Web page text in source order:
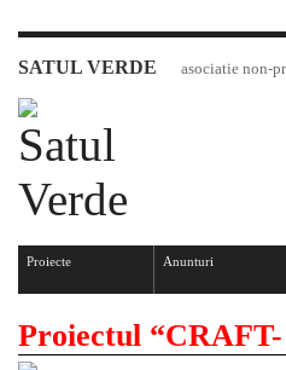
SATUL VERDE asociatie non-
Proiecte Anunturi
Proiectul